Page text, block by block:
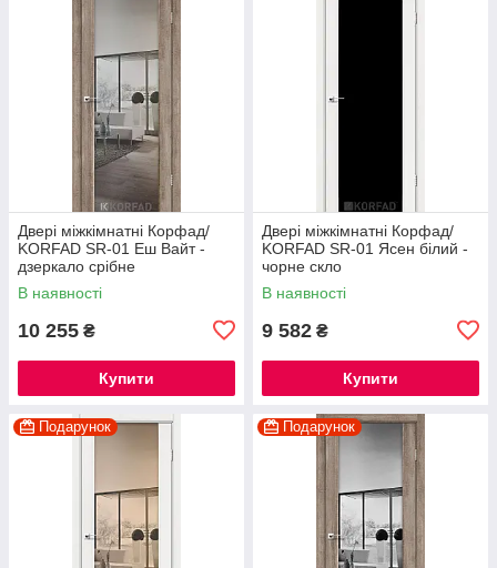
Двері міжкімнатні Корфад/
KORFAD SR-01 Еш Вайт -
дзеркало срібне
В наявності
10 255 ₴
Купити
Двері міжкімнатні Корфад/
KORFAD SR-01 Ясен білий -
чорне скло
В наявності
9 582 ₴
Купити
Подарунок Подарунок